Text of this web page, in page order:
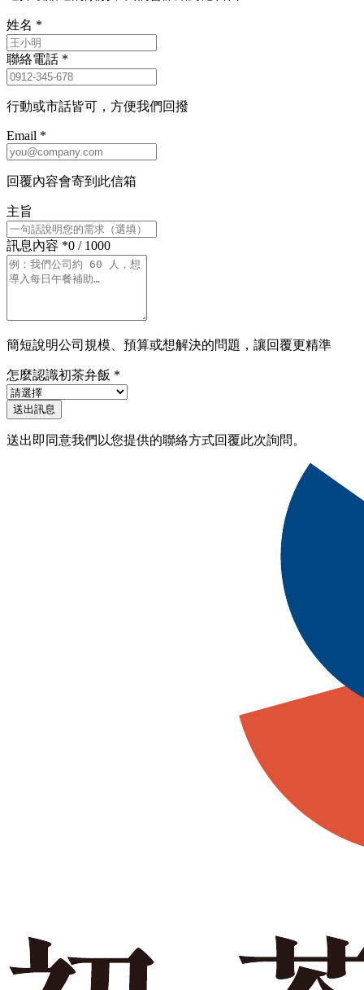
姓名 *
聯絡電話 *
行動或市話皆可，方便我們回撥
Email *
回覆內容會寄到此信箱
主旨
訊息內容 *0 / 1000
簡短說明公司規模、預算或想解決的問題，讓回覆更精準
怎麼認識初茶弁飯 *
送出訊息
送出即同意我們以您提供的聯絡方式回覆此次詢問。